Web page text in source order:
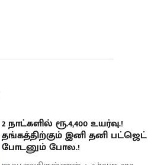
2 நாட்களில் ரூ.4,400 உயர்வு.!
தங்கத்திற்கும் இனி தனி பட்ஜெட்
போடனும் போல.!